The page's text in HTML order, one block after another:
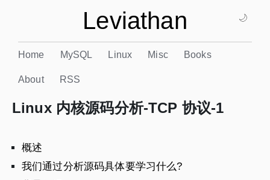
Leviathan 🌙
Home MySQL Linux Misc Books
About RSS
Linux 内核源码分析-TCP 协议-1
概述
我们通过分析源码具体要学习什么?